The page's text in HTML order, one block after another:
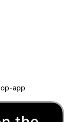
app